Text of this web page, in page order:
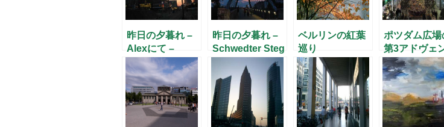
昨日の夕暮れ –
Alexにて –
昨日の夕暮れ –
Schwedter Steg
ベルリンの紅葉
巡り
ポツダム広場
第3アドヴェ
ト